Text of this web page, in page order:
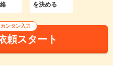
を決める
ンタン入力
頼スタート